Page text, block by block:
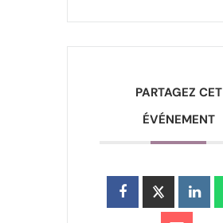
PARTAGEZ CET
ÉVÉNEMENT